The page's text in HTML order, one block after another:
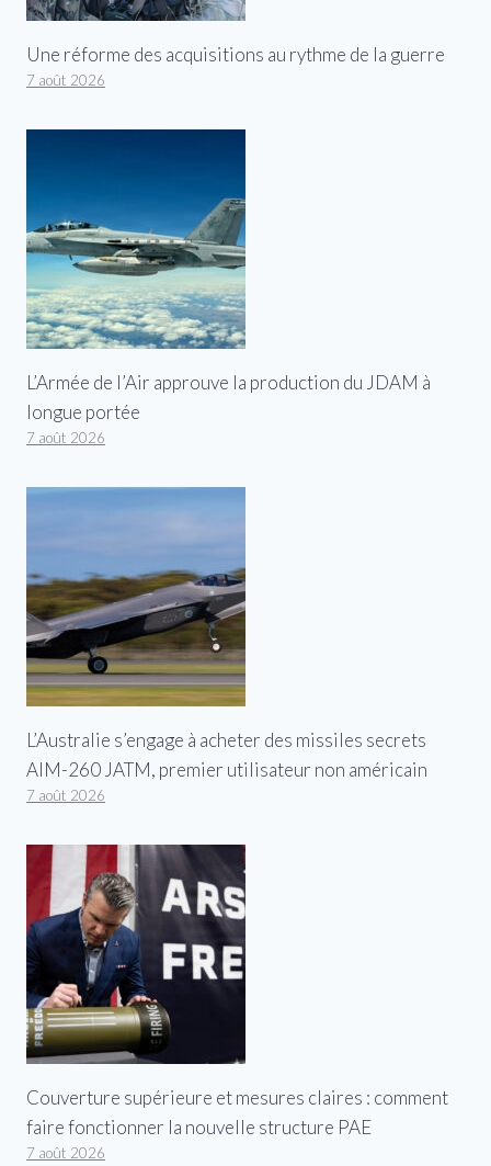
Une réforme des acquisitions au rythme de la guerre
7 août 2026
L’Armée de l’Air approuve la production du JDAM à
longue portée
7 août 2026
L’Australie s’engage à acheter des missiles secrets
AIM-260 JATM, premier utilisateur non américain
7 août 2026
Couverture supérieure et mesures claires : comment
faire fonctionner la nouvelle structure PAE
7 août 2026